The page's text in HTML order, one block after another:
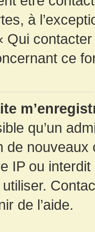
à
Qui
ce
qu’un
de
IP ou
de l’aide.